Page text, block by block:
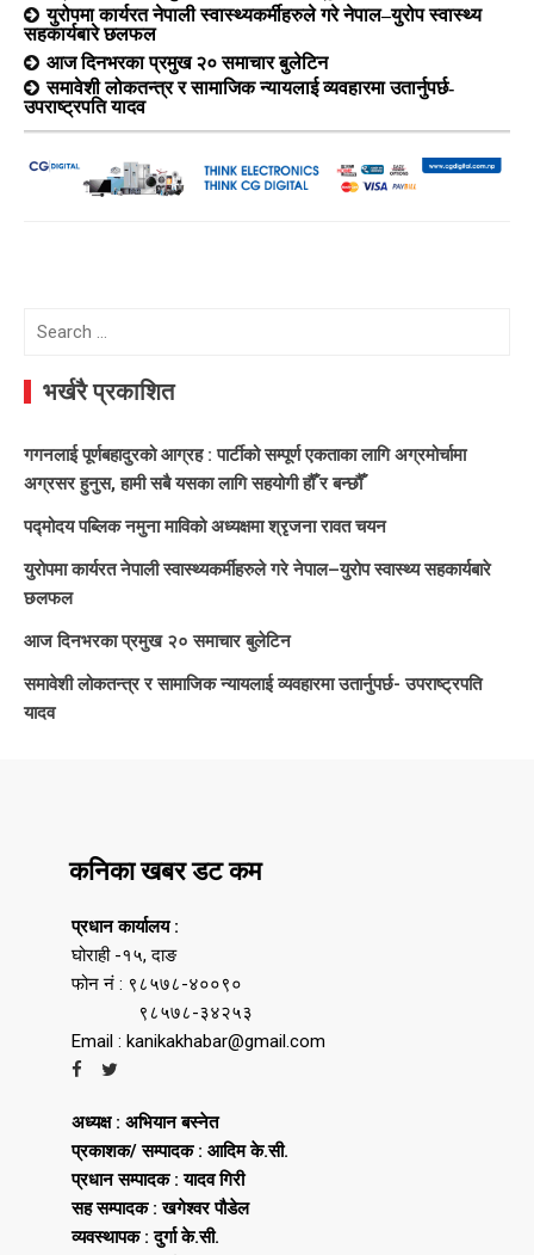
युरोपमा कार्यरत नेपाली स्वास्थ्यकर्मीहरुले गरे नेपाल–युरोप स्वास्थ्य
सहकार्यबारे छलफल
आज दिनभरका प्रमुख २० समाचार बुलेटिन
समावेशी लोकतन्त्र र सामाजिक न्यायलाई व्यवहारमा उतार्नुपर्छ-
उपराष्ट्रपति यादव
Search
भर्खरै प्रकाशित
गगनलाई पूर्णबहादुरको आग्रह : पार्टीको सम्पूर्ण एकताका लागि अग्रमोर्चामा
अग्रसर हुनुस, हामी सबै यसका लागि सहयोगी हौँ र बन्छौँ
पद्मोदय पब्लिक नमुना माविको अध्यक्षमा श्रृजना रावत चयन
युरोपमा कार्यरत नेपाली स्वास्थ्यकर्मीहरुले गरे नेपाल–युरोप स्वास्थ्य सहकार्यबारे
छलफल
आज दिनभरका प्रमुख २० समाचार बुलेटिन
समावेशी लोकतन्त्र र सामाजिक न्यायलाई व्यवहारमा उतार्नुपर्छ- उपराष्ट्रपति
यादव
कनिका खबर डट कम
प्रधान कार्यालय :
घोराही -१५, दाङ
फोन नं : ९८५७८-४००९०
९८५७८-३४२५३
Email : kanikakhabar@gmail.com
अध्यक्ष : अभियान बस्नेत
प्रकाशक/ सम्पादक : आदिम के.सी.
प्रधान सम्पादक : यादव गिरी
सह सम्पादक : खगेश्वर पौडेल
व्यवस्थापक : दुर्गा के.सी.